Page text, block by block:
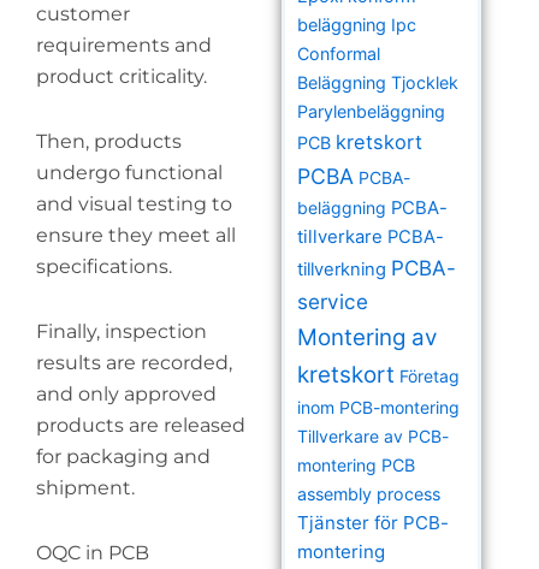
customer
requirements and
product criticality.
Then, products
undergo functional
and visual testing to
ensure they meet all
specifications.
Finally, inspection
results are recorded,
and only approved
products are released
for packaging and
shipment.
OQC in PCB
beläggning Ipc
Conformal
Beläggning Tjocklek
Parylenbeläggning
PCB kretskort
PCBA PCBA-
beläggning PCBA-
tillverkare PCBA-
tillverkning PCBA-
service
Montering av
kretskort Företag
inom PCB-montering
Tillverkare av PCB-
montering PCB
assembly process
Tjänster för PCB-
montering